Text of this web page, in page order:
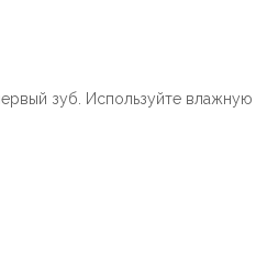
зуб. Используйте влажную